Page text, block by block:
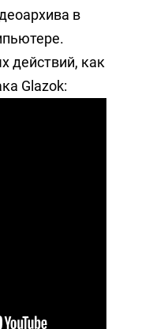
в
действий, как
Glazok: